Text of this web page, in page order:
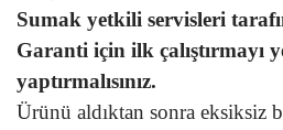
Sumak yetkili servisleri
Garanti için ilk çalıştırmayı
yaptırmalısınız.
Ürünü aldıktan sonra eksiksiz